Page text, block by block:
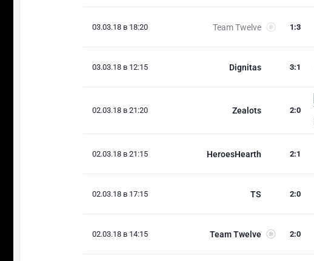
03.03.18 в 18:20 Team Twelve 1 :3
03.03.18 в 12:15 Dignitas 3:1
02.03.18 в 21:20 Zealots 2:0
02.03.18 в 21:15 HeroesHearth 2:1
02.03.18 в 17:15 TS 2:0
02.03.18 в 14:15 Team Twelve 2:0